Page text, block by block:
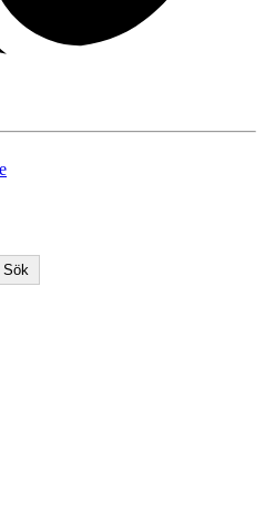
Sök